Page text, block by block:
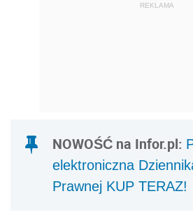
REKLAMA
NOWOŚĆ na Infor.pl:
elektroniczna
Prawnej KUP TERAZ!